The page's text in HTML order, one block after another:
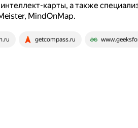
карты, а также
MindOnMap.
getcompass.ru